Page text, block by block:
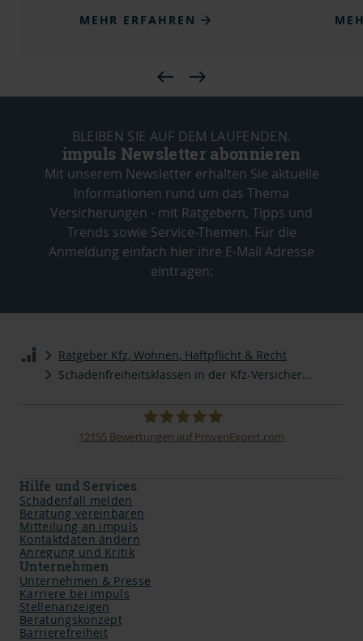
MEHR ERFAHREN
BLEIBEN SIE AUF DEM LAUFENDEN.
impuls Newsletter abonnieren
Mit unserem Newsletter erhalten Sie aktuelle
Informationen rund um das Thema
Versicherungen - mit Ratgebern, Tipps und
Trends sowie Service-Themen. Für die
Anmeldung einfach hier ihre E-Mail Adresse
eintragen:
Ratgeber Kfz, Wohnen, Haftpflicht & Recht
Schadenfreiheitsklassen in der Kfz-Versicherung
12155 Bewertungen auf ProvenExpert.com
Hilfe und Services
Schadenfall melden
Beratung vereinbaren
Mitteilung an impuls
Kontaktdaten ändern
Anregung und Kritik
Unternehmen
Unternehmen & Presse
Karriere bei impuls
Stellenanzeigen
Beratungskonzept
Barrierefreiheit